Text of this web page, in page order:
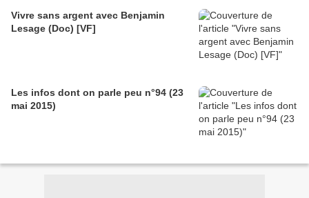
Vivre sans argent avec Benjamin
Lesage (Doc) [VF]
Les infos dont on parle peu n°94 (23
mai 2015)